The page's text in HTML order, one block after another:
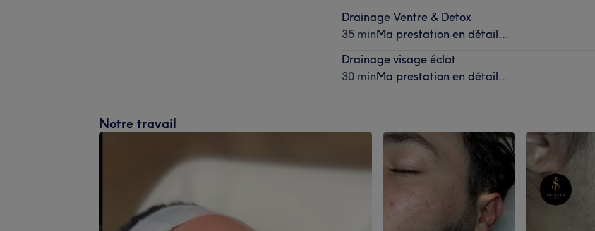
Drainage Ventre & Detox
35 minMa prestation en détail...
Drainage visage éclat
30 minMa prestation en détail...
Notre travail